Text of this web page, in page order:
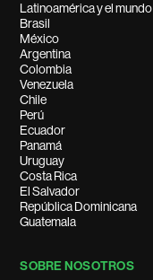
Latinoamérica y el mundo
Brasil
México
Argentina
Colombia
Venezuela
Chile
Perú
Ecuador
Panamá
Uruguay
Costa Rica
El Salvador
República Dominicana
Guatemala
SOBRE NOSOTROS